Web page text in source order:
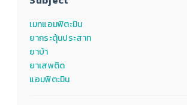
เมทแอมฟิตะมิน
ยากระตุ้นประสาท
ยาบ้า
ยาเสพติด
แอมฟิตะมิน